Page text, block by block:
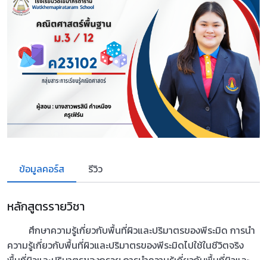
ข้อมูลคอร์ส รีวิว
หลักสูตรรายวิชา
ศึกษาความรู้เกี่ยวกับพื้นที่ผิวและปริมาตรของพีระมิด การนำ
ความรู้เกี่ยวกับพื้นที่ผิวและปริมาตรของพีระมิดไปใช้ในชีวิตจริง